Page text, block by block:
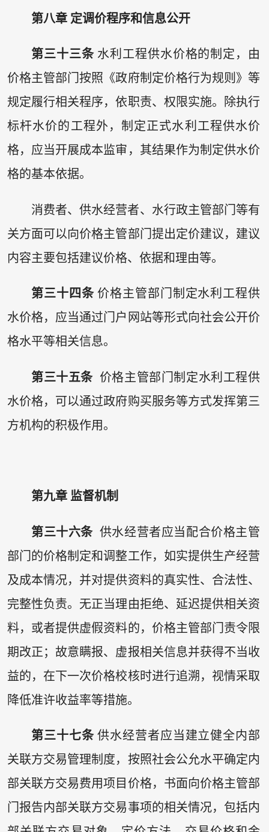
第八章 定调价程序和信息公开
第三十三条 水利工程供水价格的制定，由
价格主管部门按照《政府制定价格行为规则》等
规定履行相关程序，依职责、权限实施。除执行
标杆水价的工程外，制定正式水利工程供水价
格，应当开展成本监审，其结果作为制定供水价
格的基本依据。
消费者、供水经营者、水行政主管部门等有
关方面可以向价格主管部门提出定价建议，建议
内容主要包括建议价格、依据和理由等。
第三十四条价格主管部门制定水利工程供
水价格，应当通过门户网站等形式向社会公开价
格水平等相关信息。
第三十五条 价格主管部门制定水利工程供
水价格，可以通过政府购买服务等方式发挥第三
方机构的积极作用。
第九章 监督机制
第三十六条 供水经营者应当配合价格主管
部门的价格制定和调整工作，如实提供生产经营
及成本情况，并对提供资料的真实性、合法性、
完整性负责。无正当理由拒绝、延迟提供相关资
料，或者提供虚假资料的，价格主管部门责令限
期改正；故意瞒报、虚报相关信息并获得不当收
益的，在下一次价格校核时进行追溯，视情采取
降低准许收益率等措施。
第三十七条供水经营者应当建立健全内部
关联方交易管理制度，按照社会公允水平确定内
部关联方交易费用项目价格，书面向价格主管部
门报告内部关联方交易事项的相关情况，包括内